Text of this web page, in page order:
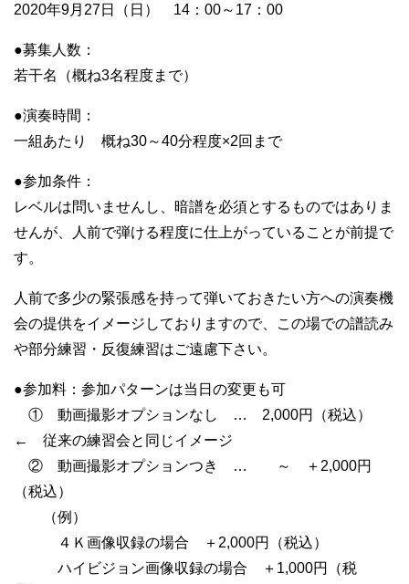
2020年9月27日（日） 14：00～17：00
●募集人数：
若干名（概ね3名程度まで）
●演奏時間：
一組あたり 概ね30～40分程度×2回まで
●参加条件：
レベルは問いませんし、暗譜を必須とするものではありま
せんが、人前で弾ける程度に仕上がっていることが前提で
す。
人前で多少の緊張感を持って弾いておきたい方への演奏機
会の提供をイメージしておりますので、この場での譜読み
や部分練習・反復練習はご遠慮下さい。
●参加料：参加パターンは当日の変更も可
① 動画撮影オプションなし … 2,000円（税込）
← 従来の練習会と同じイメージ
② 動画撮影オプションつき … ～ ＋2,000円
（税込）
（例）
４Ｋ画像収録の場合 ＋2,000円（税込）
ハイビジョン画像収録の場合 ＋1,000円（税